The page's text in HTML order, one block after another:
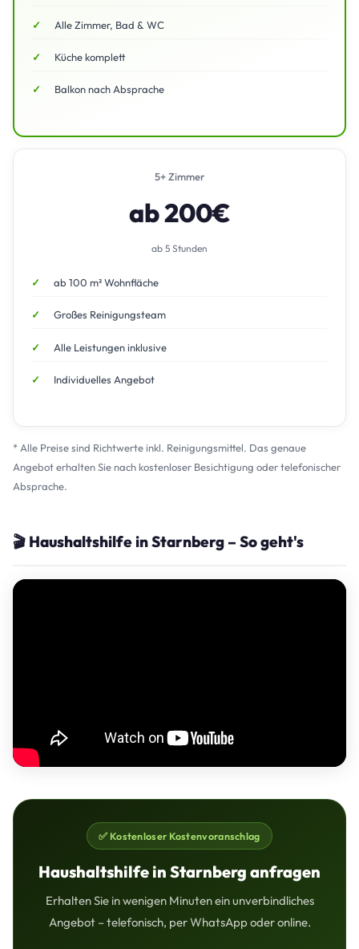
Alle Zimmer, Bad & WC
Küche komplett
Balkon nach Absprache
5+ Zimmer
ab 200€
ab 5 Stunden
ab 100 m² Wohnfläche
Großes Reinigungsteam
Alle Leistungen inklusive
Individuelles Angebot
* Alle Preise sind Richtwerte inkl. Reinigungsmittel. Das genaue
Angebot erhalten Sie nach kostenloser Besichtigung oder telefonischer
Absprache.
🎬 Haushaltshilfe in Starnberg – So geht's
✅ Kostenloser Kostenvoranschlag
Haushaltshilfe in Starnberg anfragen
Erhalten Sie in wenigen Minuten ein unverbindliches
Angebot – telefonisch, per WhatsApp oder online.